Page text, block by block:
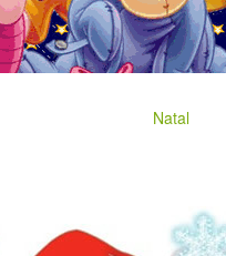
Natal